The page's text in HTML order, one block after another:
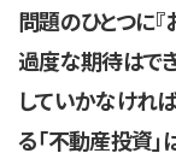
問題のひとつに『
過度な期待はで
していかなけれ
る「不動産投資」